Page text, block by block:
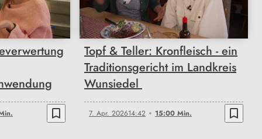
bookmark_border
Topf & Teller: Kronfleisch - ein
Traditionsgericht im Landkreis
Wunsiedel
7. Apr. 202614:42 15:00 Min. bookmark_border